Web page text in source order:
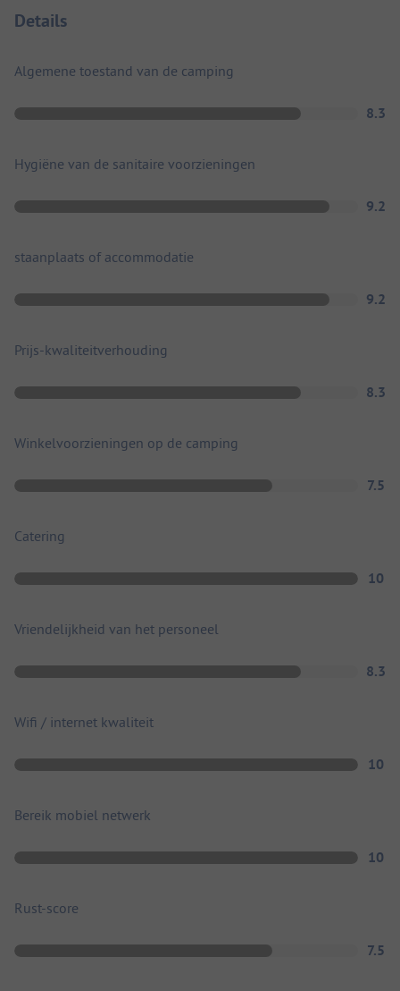
Details
Algemene toestand van de camping
8.3
Hygiëne van de sanitaire voorzieningen
9.2
staanplaats of accommodatie
9.2
Prijs-kwaliteitverhouding
8.3
Winkelvoorzieningen op de camping
7.5
Catering
10
Vriendelijkheid van het personeel
8.3
Wifi / internet kwaliteit
10
Bereik mobiel netwerk
10
Rust-score
7.5